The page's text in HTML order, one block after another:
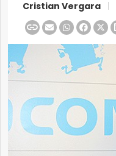
Cristian Vergara